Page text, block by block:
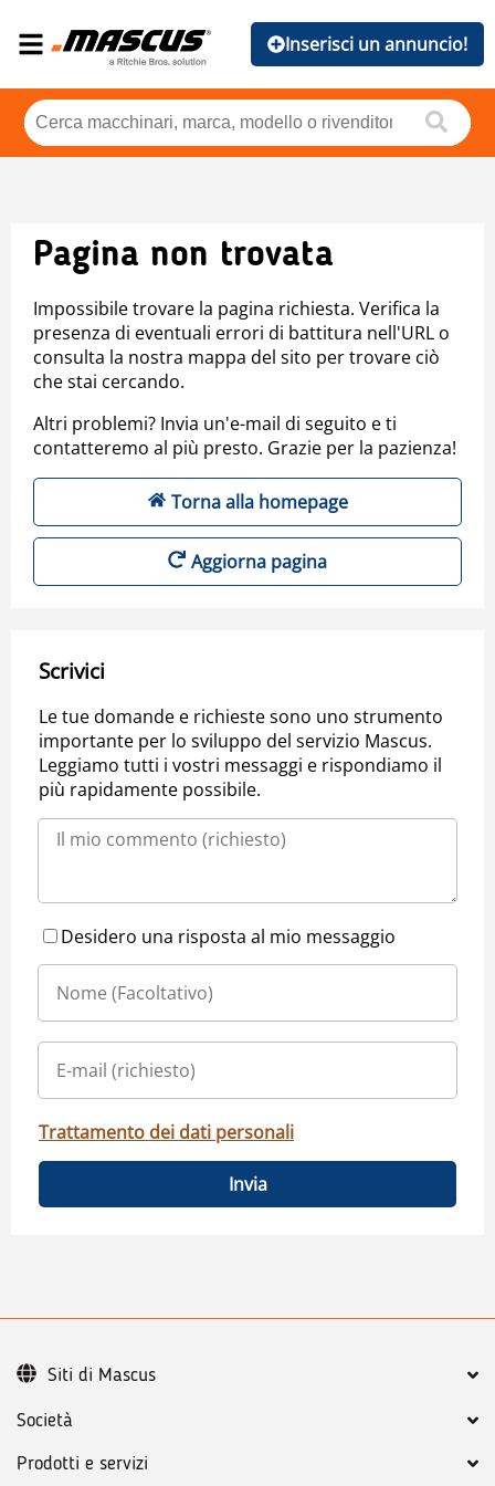
Inserisci un annuncio!
Pagina non trovata
Impossibile trovare la pagina richiesta. Verifica la
presenza di eventuali errori di battitura nell'URL o
consulta la nostra mappa del sito per trovare ciò
che stai cercando.
Altri problemi? Invia un'e-mail di seguito e ti
contatteremo al più presto. Grazie per la pazienza!
Torna alla homepage
Aggiorna pagina
Scrivici
Le tue domande e richieste sono uno strumento
importante per lo sviluppo del servizio Mascus.
Leggiamo tutti i vostri messaggi e rispondiamo il
più rapidamente possibile.
Desidero una risposta al mio messaggio
Trattamento dei dati personali
Invia
Società
Prodotti e servizi
Siti di Mascus